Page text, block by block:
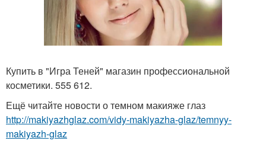
Купить в "Игра Теней" магазин профессиональной
косметики. 555 612.
Ещё читайте новости о темном макияже глаз
http://makiyazhglaz.com/vidy-makiyazha-glaz/temnyy-
makiyazh-glaz